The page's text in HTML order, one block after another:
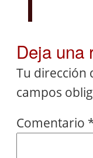
Deja una
Tu dirección
campos
Comentario